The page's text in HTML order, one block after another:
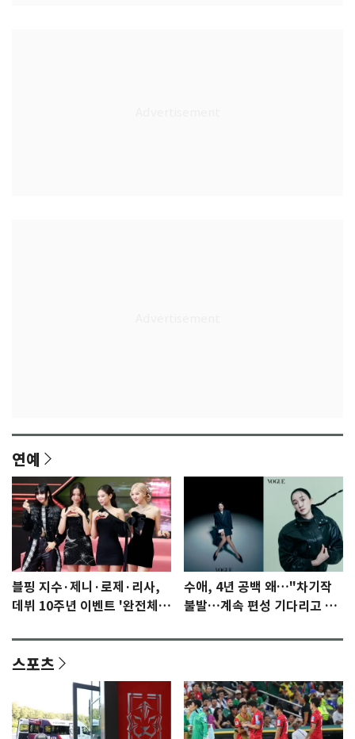
연예
블핑 지수·제니·로제·리사,
데뷔 10주년 이벤트 '완전체'
수애, 4년 공백 왜…"차기작
불발…계속 편성 기다리고 있
스포츠